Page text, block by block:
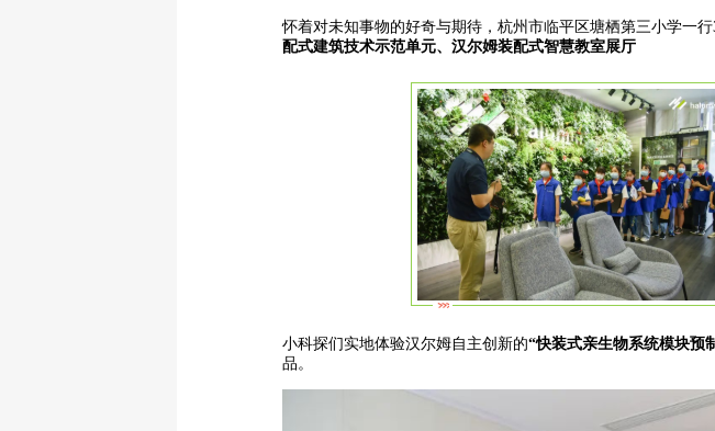
怀着对未知事物的好奇与期待，杭州市临平区塘栖第三小学一
配式建筑技术示范单元、汉尔姆装配式智慧教室展厅
小科探们实地体验汉尔姆自主创新的“快装式亲生物系统模块预
品。